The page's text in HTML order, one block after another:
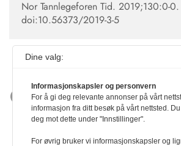
Nor Tannlegeforen Tid. 2019;130:0-0.
doi:10.56373/2019-3-5
Dine valg:
Informasjonskapsler og personvern
For å gi deg relevante annonser på vårt
informasjon fra ditt besøk på vårt nettsted.
deg mot dette under "Innstillinger".
For øvrig bruker vi informasjonskapsler og